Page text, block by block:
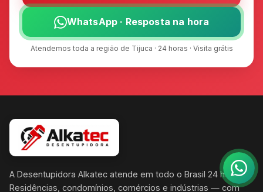
WhatsApp · Resposta na hora
Atendemos toda a região de Tijuca · 24 horas · Visita grátis
A Desentupidora Alkatec atende em todo o Brasil 24 horas.
Residências, condomínios, comércios e indústrias — com